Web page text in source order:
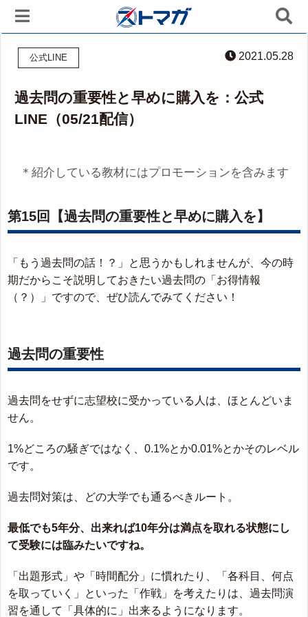
公式LINE 2021.05.28
過去問の重要性と早めに購入を：公式
LINE（05/21配信）
＊紹介している教材にはプロモーションを含みます
第15回【過去問の重要性と早めに購入を】
「もう過去問の話！？」と思うかもしれませんが、今の時
期だからこそ説明しておきたい過去問の「お得情報
（？）」ですので、ぜひ読んでみてください！
過去問の重要性
過去問をせずに志望校に受かっている人は、ほとんどいま
せん。
1%どころの騒ぎではなく、0.1%とか0.01%とかそのレベル
です。
過去問対策は、どの大学でも通るべきルート。
最低でも5年分、出来れば10年分は満点を取れる状態にし
て受験には臨みたいですね。
「出題形式」や「時間配分」に慣れたり、「各科目、何点
を取っていく」といった「作戦」を考えたりは、過去問演
習を通して「具体的に」出来るようになります。